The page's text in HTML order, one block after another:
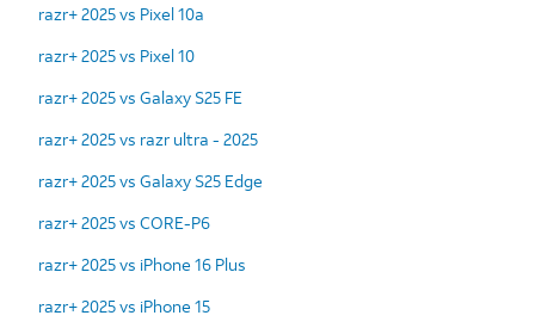
razr+ 2025 vs Pixel 10a
razr+ 2025 vs Pixel 10
razr+ 2025 vs Galaxy S25 FE
razr+ 2025 vs razr ultra - 2025
razr+ 2025 vs Galaxy S25 Edge
razr+ 2025 vs CORE-P6
razr+ 2025 vs iPhone 16 Plus
razr+ 2025 vs iPhone 15